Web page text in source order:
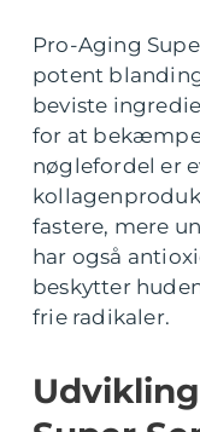
Pro-Aging
potent
beviste
for at
nøglefordel er
fastere, mere
har også
beskytter
frie radikaler.